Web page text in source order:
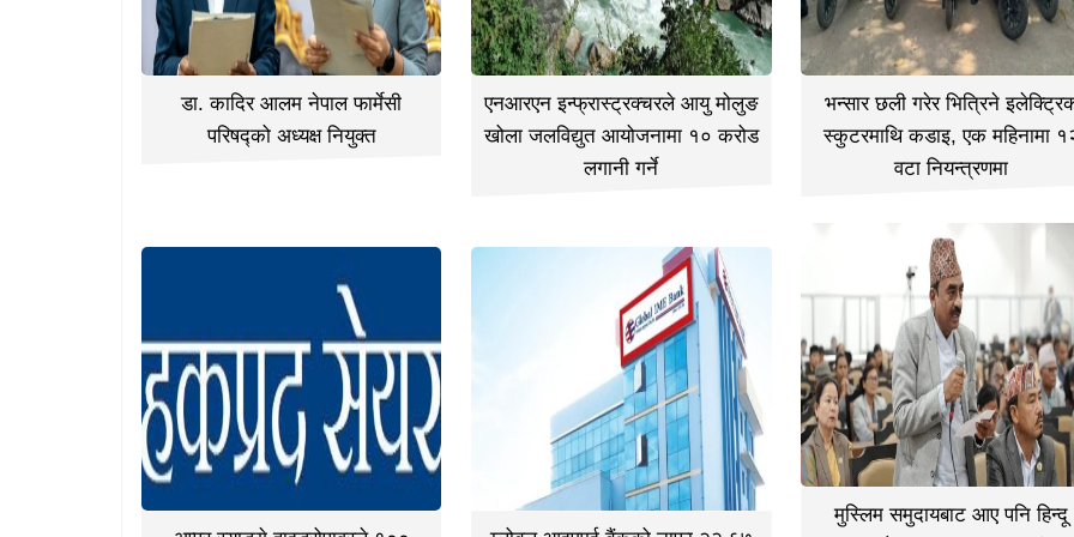
डा. कादिर आलम नेपाल फार्मेसी
परिषद्को अध्यक्ष नियुक्त
एनआरएन इन्फ्रास्ट्रक्चरले आयु मोलुङ
खोला जलविद्युत आयोजनामा १० करोड
लगानी गर्ने
भन्सार छली गरेर भित्रिने
स्कुटरमाथि कडाइ, एक महिनामा
वटा नियन्त्रणमा
मुस्लिम समुदायबाट आए पनि हिन्दू